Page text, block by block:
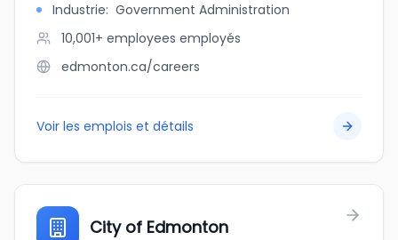
Industrie: Government Administration
10,001+ employees employés
edmonton.ca/careers
Voir les emplois et détails
City of Edmonton